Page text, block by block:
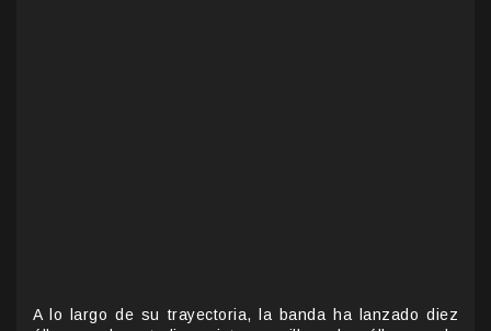
A lo largo de su trayectoria, la banda ha lanzado diez